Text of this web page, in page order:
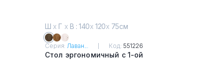
Ш х Г х В : 140х 120х 75см
Серия:Лаван... Код: 551226
Стол эргономичный с 1-ой